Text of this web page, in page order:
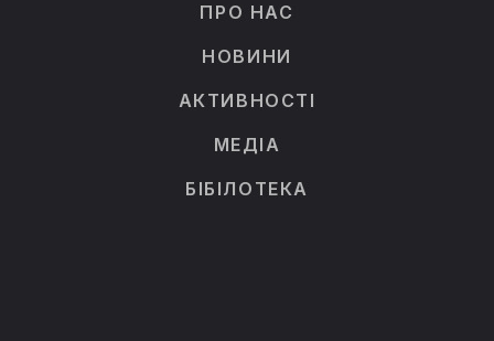
ПРО НАС
НОВИНИ
АКТИВНОСТІ
МЕДІА
БІБІЛОТЕКА